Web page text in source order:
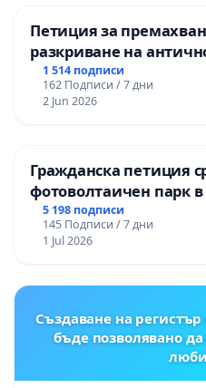
Петиция за
разкриване на
Могиланската могила
1 514 подписи
162 Подписи / 7 дни
2 Jun 2026
Гражданска петиция
фотоволтаичен парк
Радомир
5 198 подписи
145 Подписи / 7 дни
1 Jul 2026
Създаване на
бъде позволявано